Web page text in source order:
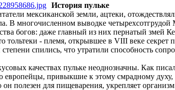
История пульке
мексиканской земли, ацтеки,
В многочисленном выводке
богов: даже главный из них пернатый змей
тольтеки - племя, открывшее в VIII веке
степени спились, что утратили способность
качествах пульке неоднозначны. Как
европейцы, привыкшие к этому смрадному
он полезен для пищеварения, укрепляет